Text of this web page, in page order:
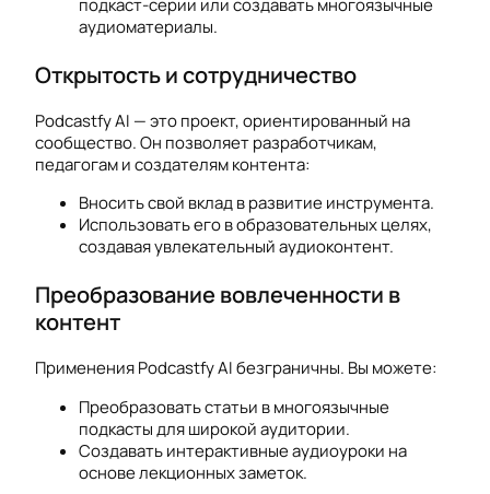
подкаст-серии или создавать многоязычные
аудиоматериалы.
Открытость и сотрудничество
Podcastfy AI — это проект, ориентированный на
сообщество. Он позволяет разработчикам,
педагогам и создателям контента:
Вносить свой вклад в развитие инструмента.
Использовать его в образовательных целях,
создавая увлекательный аудиоконтент.
Преобразование вовлеченности в
контент
Применения Podcastfy AI безграничны. Вы можете:
Преобразовать статьи в многоязычные
подкасты для широкой аудитории.
Создавать интерактивные аудиоуроки на
основе лекционных заметок.